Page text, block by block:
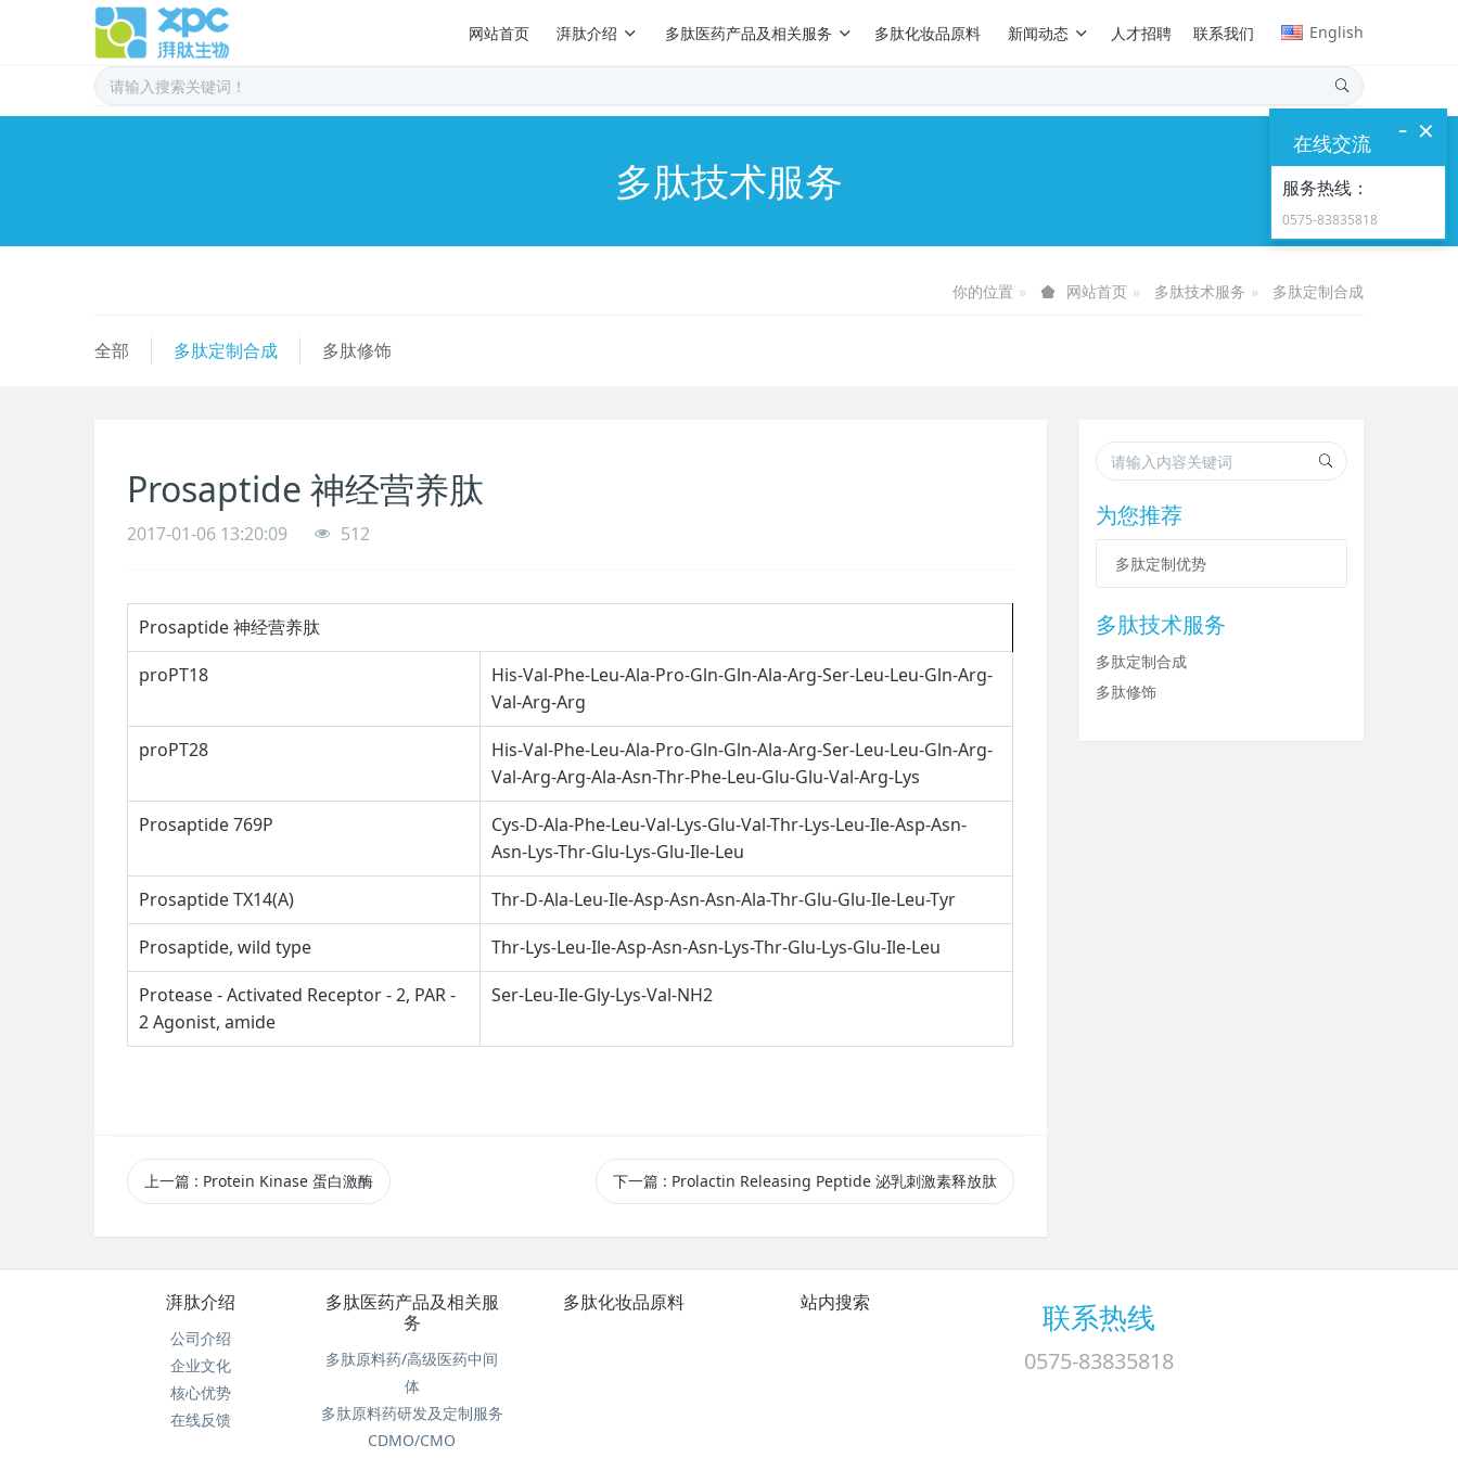
English
网站首页 湃肽介绍 多肽医药产品及相关服务 多肽化妆品原料 新闻动态 人才招聘 联系我们
多肽技术服务
你的位置 网站首页 多肽技术服务 多肽定制合成
全部 多肽定制合成 多肽修饰
Prosaptide 神经营养肽
2017-01-06 13:20:09 512
Prosaptide 神经营养肽
proPT18
His-Val-Phe-Leu-Ala-Pro-Gln-Gln-Ala-Arg-Ser-Leu-Leu-Gln-Arg-
Val-Arg-Arg
proPT28
His-Val-Phe-Leu-Ala-Pro-Gln-Gln-Ala-Arg-Ser-Leu-Leu-Gln-Arg-
Val-Arg-Arg-Ala-Asn-Thr-Phe-Leu-Glu-Glu-Val-Arg-Lys
Prosaptide 769P
Cys-D-Ala-Phe-Leu-Val-Lys-Glu-Val-Thr-Lys-Leu-Ile-Asp-Asn-
Asn-Lys-Thr-Glu-Lys-Glu-Ile-Leu
Prosaptide TX14(A)
Thr-D-Ala-Leu-Ile-Asp-Asn-Asn-Ala-Thr-Glu-Glu-Ile-Leu-Tyr
Prosaptide, wild type
Thr-Lys-Leu-Ile-Asp-Asn-Asn-Lys-Thr-Glu-Lys-Glu-Ile-Leu
Protease - Activated Receptor - 2, PAR -
2 Agonist, amide
Ser-Leu-Ile-Gly-Lys-Val-NH2
上一篇 : Protein Kinase 蛋白激酶 下一篇 : Prolactin Releasing Peptide 泌乳刺激素释放肽
为您推荐
多肽定制优势
多肽技术服务
多肽定制合成
多肽修饰
湃肽介绍
公司介绍
企业文化
核心优势
在线反馈
多肽医药产品及相关服
务
多肽原料药/高级医药中间
体
多肽原料药研发及定制服务
CDMO/CMO
多肽化妆品原料 站内搜索 联系热线
0575-83835818
×
-
在线交流
服务热线：
0575-83835818